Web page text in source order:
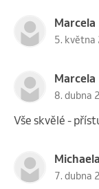
Marcela
5. května
Marcela
8. dubna
Vše skvělé -
Michaela
7. dubna